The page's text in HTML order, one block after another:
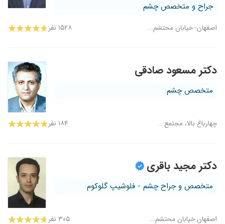
جراح و متخصص چشم
اصفهان- خیابان محتشم... ۱۵۲۸ نفر
دکتر مسعود صادقی
متخصص چشم
چهارباغ بالا، مجتمع... ۱۸۴ نفر
دکتر مجید باقری
متخصص و جراح چشم - فلوشیپ گلوکوم
اصفهان خیابان محتشم... ۳۰۵ نفر